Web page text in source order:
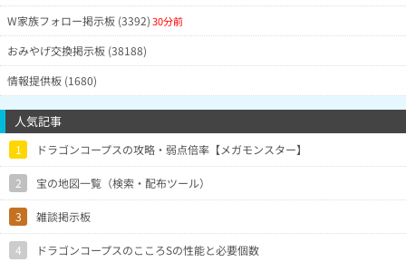
W家族フォロー掲示板 (3392)30分前
おみやげ交換掲示板 (38188)
情報提供板 (1680)
人気記事
1 ドラゴンコープスの攻略・弱点倍率【メガモンスター】
2 宝の地図一覧（検索・配布ツール）
3 雑談掲示板
4 ドラゴンコープスのこころSの性能と必要個数